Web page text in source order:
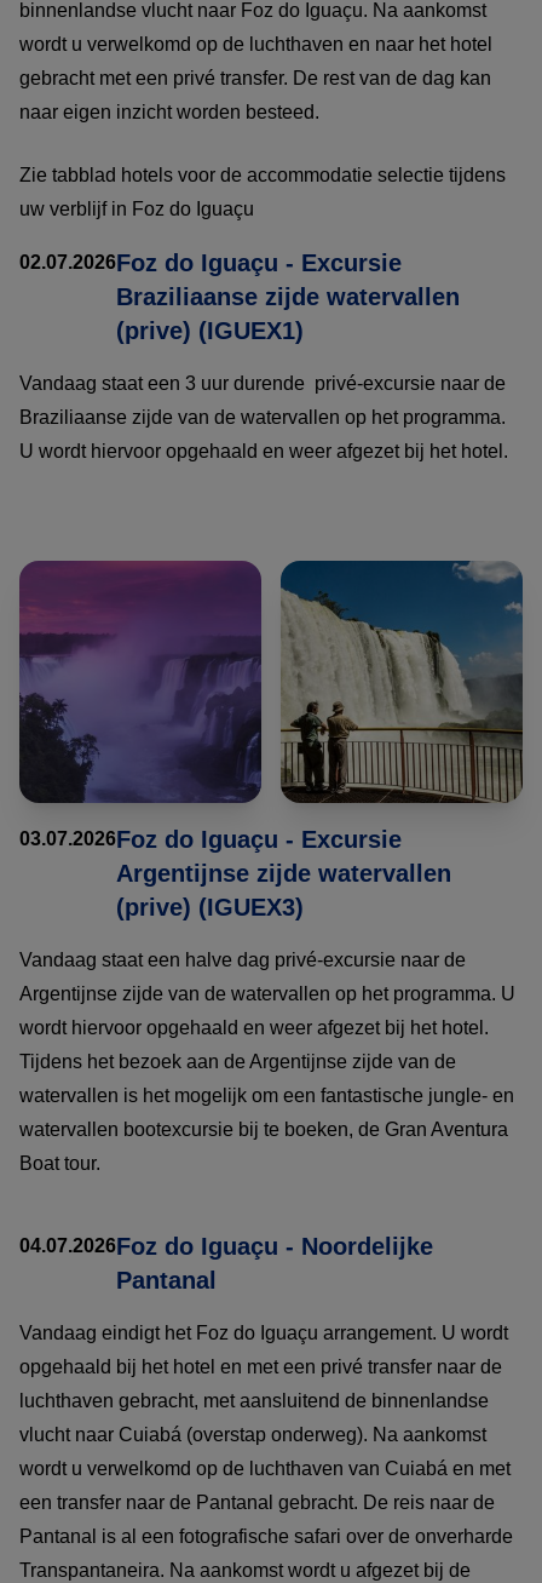
binnenlandse vlucht naar Foz do Iguaçu. Na aankomst
wordt u verwelkomd op de luchthaven en naar het hotel
gebracht met een privé transfer. De rest van de dag kan
naar eigen inzicht worden besteed.
Zie tabblad hotels voor de accommodatie selectie tijdens
uw verblijf in Foz do Iguaçu
02.07.2026Foz do Iguaçu - Excursie
Braziliaanse zijde watervallen
(prive) (IGUEX1)
Vandaag staat een 3 uur durende privé-excursie naar de
Braziliaanse zijde van de watervallen op het programma.
U wordt hiervoor opgehaald en weer afgezet bij het hotel.
03.07.2026Foz do Iguaçu - Excursie
Argentijnse zijde watervallen
(prive) (IGUEX3)
Vandaag staat een halve dag privé-excursie naar de
Argentijnse zijde van de watervallen op het programma. U
wordt hiervoor opgehaald en weer afgezet bij het hotel.
Tijdens het bezoek aan de Argentijnse zijde van de
watervallen is het mogelijk om een fantastische jungle- en
watervallen bootexcursie bij te boeken, de Gran Aventura
Boat tour.
04.07.2026Foz do Iguaçu - Noordelijke
Pantanal
Vandaag eindigt het Foz do Iguaçu arrangement. U wordt
opgehaald bij het hotel en met een privé transfer naar de
luchthaven gebracht, met aansluitend de binnenlandse
vlucht naar Cuiabá (overstap onderweg). Na aankomst
wordt u verwelkomd op de luchthaven van Cuiabá en met
een transfer naar de Pantanal gebracht. De reis naar de
Pantanal is al een fotografische safari over de onverharde
Transpantaneira. Na aankomst wordt u afgezet bij de